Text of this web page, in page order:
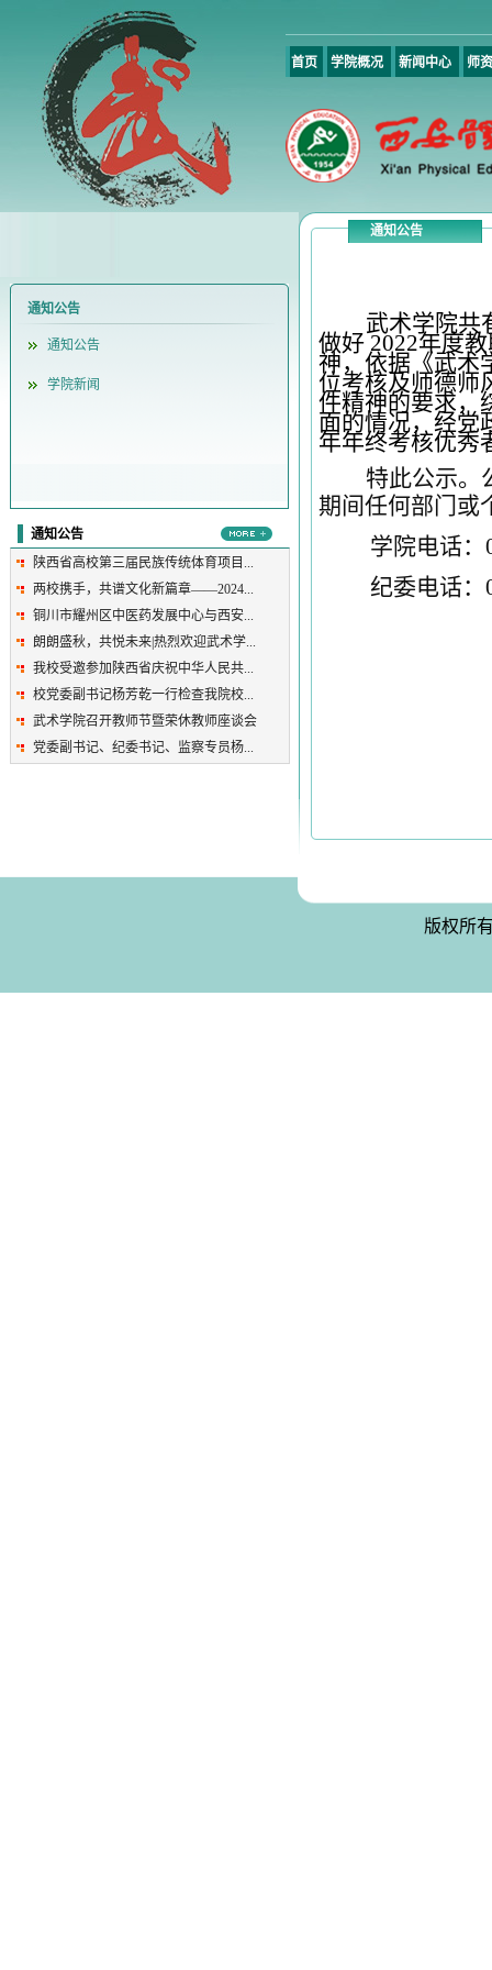
首页 学院概况 新闻中心 师
通知公告
通知公告
学院新闻
通知公告
陕西省高校第三届民族传统体育项目...
两校携手，共谱文化新篇章——2024...
铜川市耀州区中医药发展中心与西安...
朗朗盛秋，共悦未来|热烈欢迎武术学...
我校受邀参加陕西省庆祝中华人民共...
校党委副书记杨芳乾一行检查我院校...
武术学院召开教师节暨荣休教师座谈会
党委副书记、纪委书记、监察专员杨...
通知公告
武术学院共
做好 2022年度
神，依据《武术
位考核及师德师
件精神的要求，
面的情况，经党
年年终考核优秀
特此公示。
期间任何部门或
学院电话：
纪委电话：
版权所